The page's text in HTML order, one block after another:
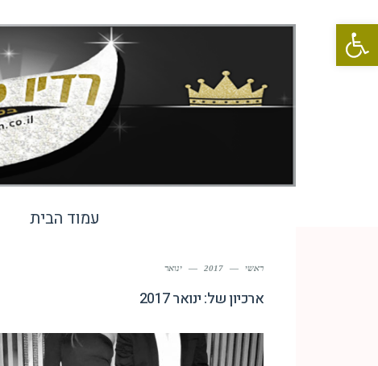
פתח סרגל נגישות
עמוד הבית
ראשי —
2017
— ינואר
ארכיון של:ינואר 2017